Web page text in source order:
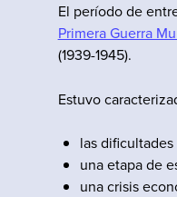
El período de
Primera Guerra
(1939-1945).
Estuvo
las
una etapa de
una crisis